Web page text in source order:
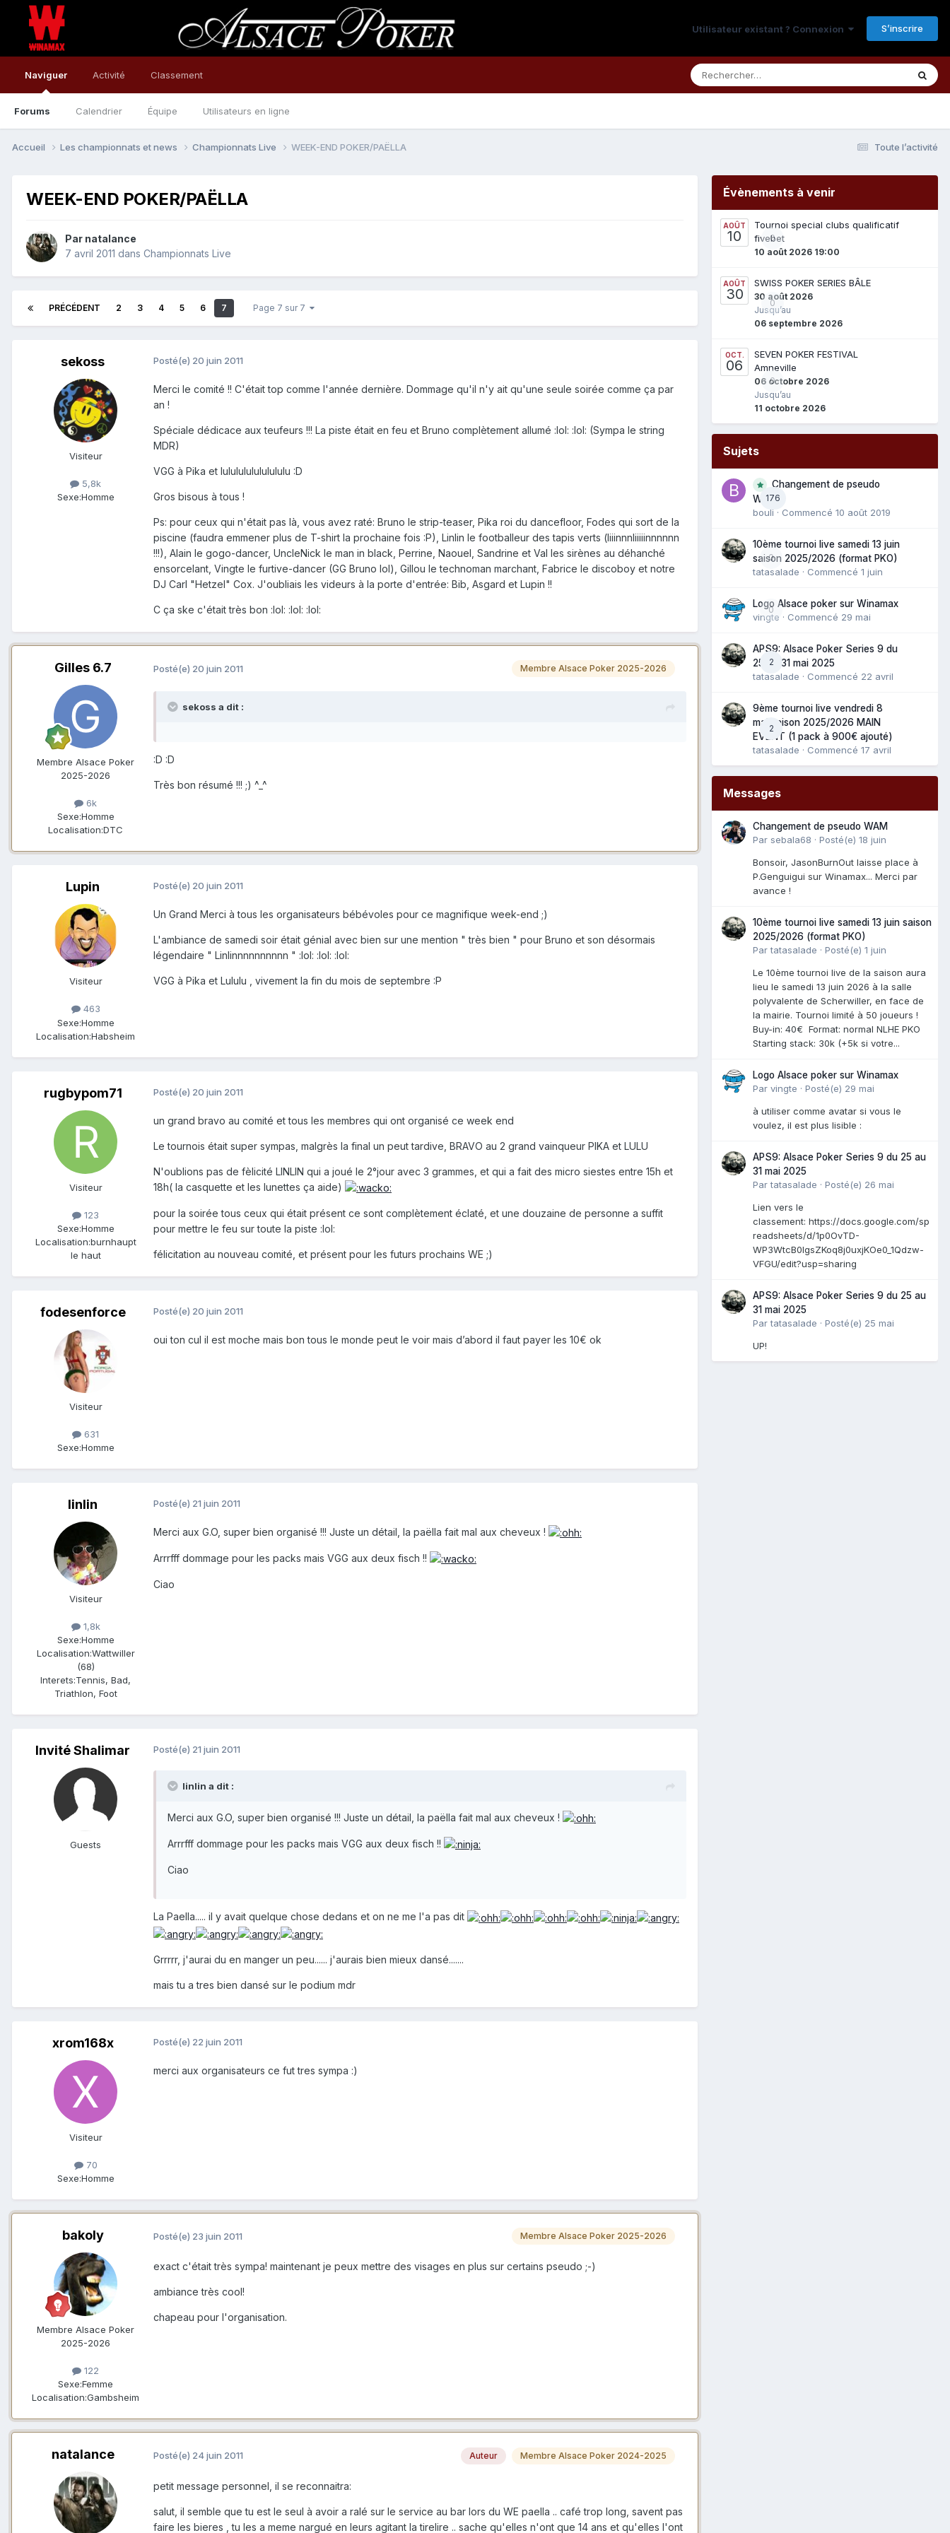
Utilisateur existant ? Connexion S’inscrire
Naviguer
Forums Calendrier Équipe Utilisateurs en ligne
Activité Classement
Toute l’activité
Accueil Les championnats et news Championnats Live WEEK-END POKER/PAËLLA
WEEK-END POKER/PAËLLA
Par natalance
7 avril 2011 dans Championnats Live
PRÉCÉDENT 2 3 4 5 6 7 Page 7 sur 7
sekoss
Visiteur
5,8k
Sexe:Homme
Posté(e) 20 juin 2011
Merci le comité !! C'était top comme l'année dernière. Dommage qu'il n'y ait qu'une seule soirée comme ça par
an !
Spéciale dédicace aux teufeurs !!! La piste était en feu et Bruno complètement allumé :lol: :lol: (Sympa le string
MDR)
VGG à Pika et lululululululululu :D
Gros bisous à tous !
Ps: pour ceux qui n'était pas là, vous avez raté: Bruno le strip-teaser, Pika roi du dancefloor, Fodes qui sort de la
piscine (faudra emmener plus de T-shirt la prochaine fois :P), Linlin le footballeur des tapis verts (liiinnnliiiiinnnnnn
!!!), Alain le gogo-dancer, UncleNick le man in black, Perrine, Naouel, Sandrine et Val les sirènes au déhanché
ensorcelant, Vingte le furtive-dancer (GG Bruno lol), Gillou le technoman marchant, Fabrice le discoboy et notre
DJ Carl "Hetzel" Cox. J'oubliais les videurs à la porte d'entrée: Bib, Asgard et Lupin !!
C ça ske c'était très bon :lol: :lol: :lol:
Gilles 6.7
Membre Alsace Poker
2025-2026
6k
Sexe:Homme
Localisation:DTC
Membre Alsace Poker 2025-2026
Posté(e) 20 juin 2011
sekoss a dit :
:D :D
Très bon résumé !!! ;) ^_^
Lupin
Visiteur
463
Sexe:Homme
Localisation:Habsheim
Posté(e) 20 juin 2011
Un Grand Merci à tous les organisateurs bébévoles pour ce magnifique week-end ;)
L'ambiance de samedi soir était génial avec bien sur une mention " très bien " pour Bruno et son désormais
légendaire " Linlinnnnnnnnnn " :lol: :lol: :lol:
VGG à Pika et Lululu , vivement la fin du mois de septembre :P
rugbypom71
Visiteur
123
Sexe:Homme
Localisation:burnhaupt
le haut
Posté(e) 20 juin 2011
un grand bravo au comité et tous les membres qui ont organisé ce week end
Le tournois était super sympas, malgrès la final un peut tardive, BRAVO au 2 grand vainqueur PIKA et LULU
N'oublions pas de fèlicité LINLIN qui a joué le 2°jour avec 3 grammes, et qui a fait des micro siestes entre 15h et
18h( la casquette et les lunettes ça aide)
pour la soirée tous ceux qui était présent ce sont complètement éclaté, et une douzaine de personne a suffit
pour mettre le feu sur toute la piste :lol:
félicitation au nouveau comité, et présent pour les futurs prochains WE ;)
fodesenforce
Visiteur
631
Sexe:Homme
Posté(e) 20 juin 2011
oui ton cul il est moche mais bon tous le monde peut le voir mais d’abord il faut payer les 10€ ok
linlin
Visiteur
1,8k
Sexe:Homme
Localisation:Wattwiller
(68)
Interets:Tennis, Bad,
Triathlon, Foot
Posté(e) 21 juin 2011
Merci aux G.O, super bien organisé !!! Juste un détail, la paëlla fait mal aux cheveux !
Arrrfff dommage pour les packs mais VGG aux deux fisch !!
Ciao
Invité Shalimar
Guests
Posté(e) 21 juin 2011
linlin a dit :
Merci aux G.O, super bien organisé !!! Juste un détail, la paëlla fait mal aux cheveux !
Arrrfff dommage pour les packs mais VGG aux deux fisch !!
Ciao
La Paella..... il y avait quelque chose dedans et on ne me l'a pas dit
Grrrrr, j'aurai du en manger un peu...... j'aurais bien mieux dansé.......
mais tu a tres bien dansé sur le podium mdr
xrom168x
Visiteur
70
Sexe:Homme
Posté(e) 22 juin 2011
merci aux organisateurs ce fut tres sympa :)
bakoly
Membre Alsace Poker
2025-2026
122
Sexe:Femme
Localisation:Gambsheim
Membre Alsace Poker 2025-2026
Posté(e) 23 juin 2011
exact c'était très sympa! maintenant je peux mettre des visages en plus sur certains pseudo ;-)
ambiance très cool!
chapeau pour l'organisation.
natalance Auteur Membre Alsace Poker 2024-2025
Posté(e) 24 juin 2011
petit message personnel, il se reconnaitra:
salut, il semble que tu est le seul à avoir a ralé sur le service au bar lors du WE paella .. café trop long, savent pas
faire les bieres , tu les a meme nargué en leurs agitant la tirelire .. sache qu'elles n'ont que 14 ans et qu'elles l'ont
Évènements à venir
AOÛT
10 0
Tournoi special clubs qualificatif
fivebet
10 août 2026 19:00
AOÛT
30
0
SWISS POKER SERIES BÂLE
30 août 2026
Jusqu’au
06 septembre 2026
OCT.
06
0
SEVEN POKER FESTIVAL
Amneville
06 octobre 2026
Jusqu’au
11 octobre 2026
Sujets
176
Changement de pseudo
WAM
bouli · Commencé 10 août 2019
0
10ème tournoi live samedi 13 juin
saison 2025/2026 (format PKO)
tatasalade · Commencé 1 juin
0
Logo Alsace poker sur Winamax
vingte · Commencé 29 mai
2
APS9: Alsace Poker Series 9 du
25 au 31 mai 2025
tatasalade · Commencé 22 avril
2
9ème tournoi live vendredi 8
mai saison 2025/2026 MAIN
EVENT (1 pack à 900€ ajouté)
tatasalade · Commencé 17 avril
Messages
Changement de pseudo WAM
Par sebala68 · Posté(e) 18 juin
Bonsoir, JasonBurnOut laisse place à
P.Genguigui sur Winamax... Merci par
avance !
10ème tournoi live samedi 13 juin saison
2025/2026 (format PKO)
Partatasalade · Posté(e) 1 juin
Le 10ème tournoi live de la saison aura
lieu le samedi 13 juin 2026 à la salle
polyvalente de Scherwiller, en face de
la mairie. Tournoi limité à 50 joueurs !
Buy-in: 40€ Format: normal NLHE PKO
Starting stack: 30k (+5k si votre...
Logo Alsace poker sur Winamax
Par vingte · Posté(e) 29 mai
à utiliser comme avatar si vous le
voulez, il est plus lisible :
APS9: Alsace Poker Series 9 du 25 au
31 mai 2025
Partatasalade · Posté(e) 26 mai
Lien vers le
classement: https://docs.google.com/sp
readsheets/d/1p0OvTD-
WP3WtcB0lgsZKoq8j0uxjKOe0_1Qdzw-
VFGU/edit?usp=sharing
APS9: Alsace Poker Series 9 du 25 au
31 mai 2025
Partatasalade · Posté(e) 25 mai
UP!